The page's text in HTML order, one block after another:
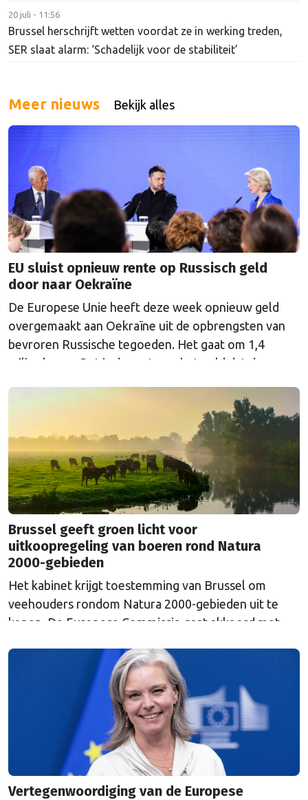
20 juli - 11:56
Brussel herschrijft wetten voordat ze in werking treden,
SER slaat alarm: ‘Schadelijk voor de stabiliteit’
Meer nieuws Bekijk alles
EU sluist opnieuw rente op Russisch geld
door naar Oekraïne
De Europese Unie heeft deze week opnieuw geld
overgemaakt aan Oekraïne uit de opbrengsten van
bevroren Russische tegoeden. Het gaat om 1,4
miljard euro. Dat is de rente op het geld dat de
Euroclear parkeerde. De EU bevroor dat geld na de
Continued
Brussel geeft groen licht voor
uitkoopregeling van boeren rond Natura
2000-gebieden
Het kabinet krijgt toestemming van Brussel om
veehouders rondom Natura 2000-gebieden uit te
kopen. De Europese Commissie gaat akkoord met
Vertegenwoordiging van de Europese